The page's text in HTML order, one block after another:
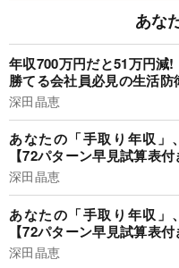
あな
年収700万円だと51万円減
勝てる会社員必見の生活防
深田晶恵
あなたの「手取り年収」
【72パターン早見試算表付
深田晶恵
あなたの「手取り年収」
【72パターン早見試算表付
深田晶恵